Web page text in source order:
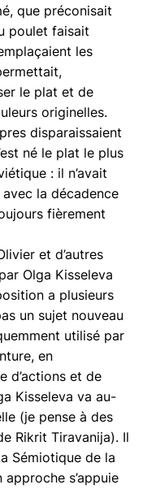
que préconisait
poulet faisait
les
le plat et de
originelles.
disparaissaient
né le plat le plus
: il n’avait
la décadence
fièrement
et d’autres
Olga Kisseleva
a plusieurs
un sujet nouveau
utilisé par
en
d’actions et de
Kisseleva va au-
(je pense à des
Rikrit Tiravanija). Il
Sémiotique de la
s’appuie